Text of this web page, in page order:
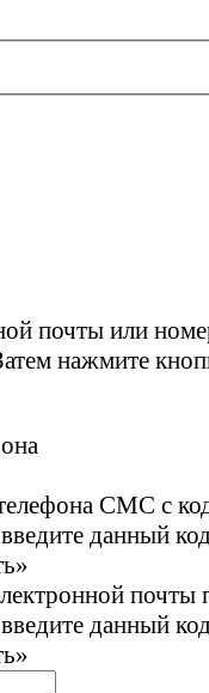
почты или
нажмите
СМС с
данный
почты
данный